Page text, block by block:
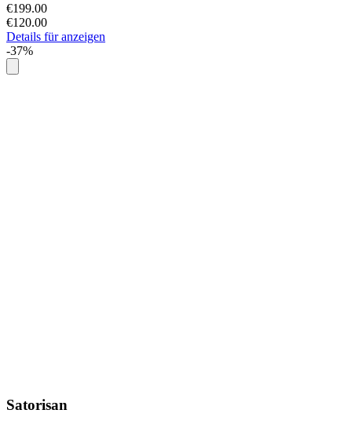
€199.00
€120.00
Details für anzeigen
-37%
Satorisan